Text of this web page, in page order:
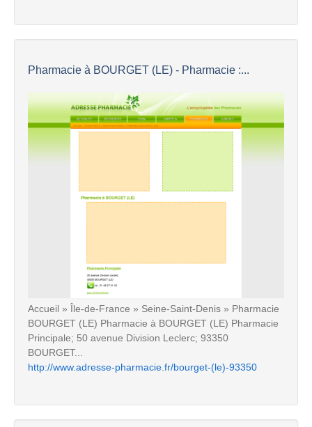
Pharmacie à BOURGET (LE) - Pharmacie :...
Accueil » Île-de-France » Seine-Saint-Denis » Pharmacie
BOURGET (LE) Pharmacie à BOURGET (LE) Pharmacie
Principale; 50 avenue Division Leclerc; 93350
BOURGET...
http://www.adresse-pharmacie.fr/bourget-(le)-93350